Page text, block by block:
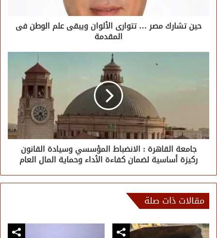
حين تشارك مصر … تتوارى الألوان ويبقى علم الوطن فى
المقدمة
جامعة القاهرة : الانضباط المؤسسي وسيادة القانون
ركيزة أساسية لضمان كفاءة الأداء وحماية المال العام
مقالات ذات صلة